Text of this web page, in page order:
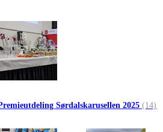
Sørdalskarusellen 2025 (14)